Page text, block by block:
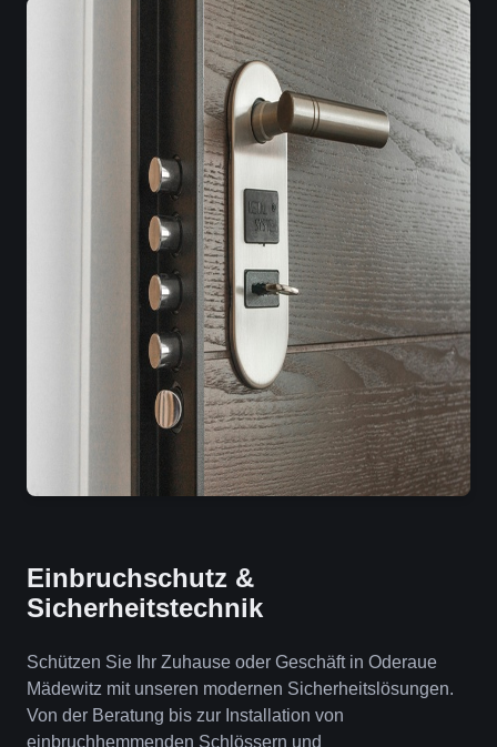
Einbruchschutz &
Sicherheitstechnik
Schützen Sie Ihr Zuhause oder Geschäft in Oderaue
Mädewitz mit unseren modernen Sicherheitslösungen.
Von der Beratung bis zur Installation von
einbruchhemmenden Schlössern und